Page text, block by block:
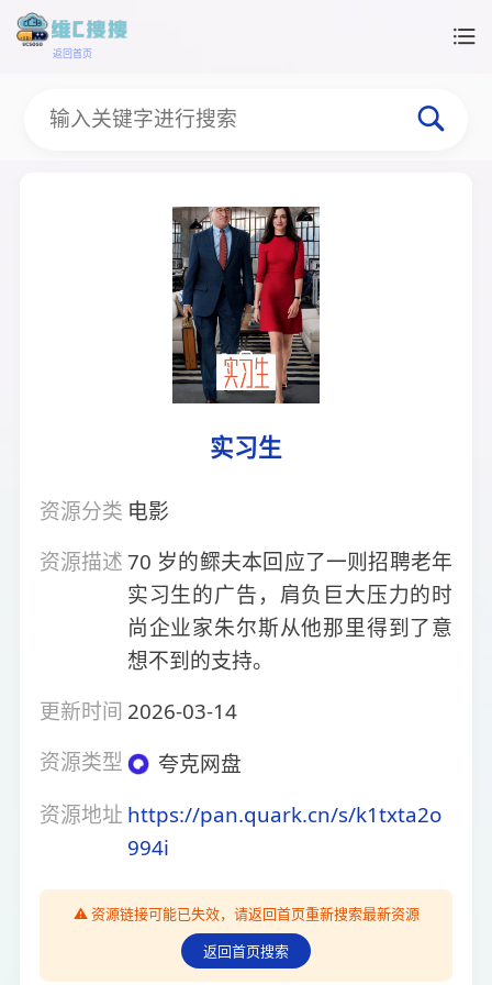
返回首页
实习生
资源分类 电影
资源描述70 岁的鳏夫本回应了一则招聘老年
实习生的广告，肩负巨大压力的时
尚企业家朱尔斯从他那里得到了意
想不到的支持。
更新时间 2026-03-14
资源类型
夸克网盘
资源地址 https://pan.quark.cn/s/k1txta2o
994i
⚠️ 资源链接可能已失效，请返回首页重新搜索最新资源
返回首页搜索